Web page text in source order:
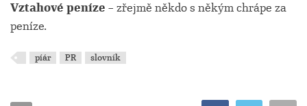
Vztahové peníze – zřejmě někdo s někým chrápe za
peníze.
píár PR slovník